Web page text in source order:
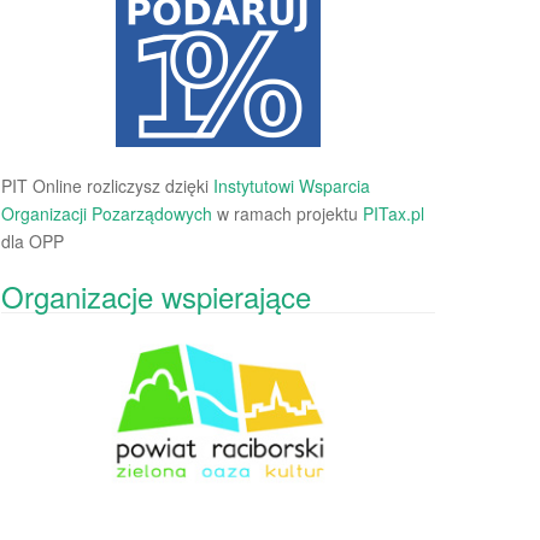
PIT Online rozliczysz dzięki Instytutowi Wsparcia
Organizacji Pozarządowych w ramach projektu PITax.pl
dla OPP
Organizacje wspierające